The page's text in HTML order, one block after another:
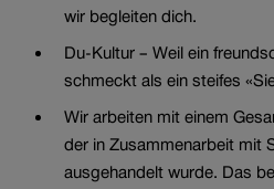
wir begleiten dich.
Du-Kultur – Weil ein
schmeckt als ein steifes
Wir arbeiten mit einem
der in Zusammenarbeit mit
ausgehandelt wurde. Das